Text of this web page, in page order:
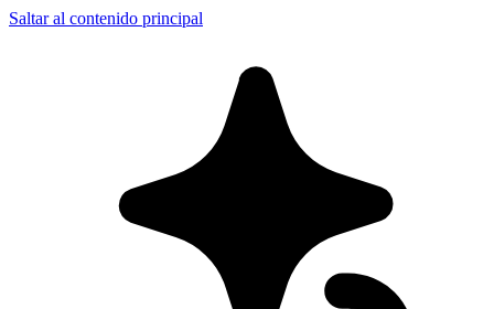
Saltar al contenido principal